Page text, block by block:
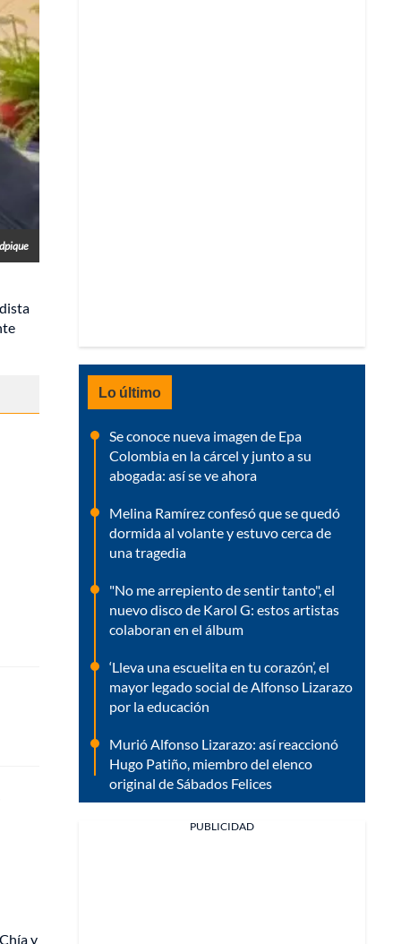
y
Lo último
Se conoce nueva imagen de Epa
Colombia en la cárcel y junto a su
abogada: así se ve ahora
Melina Ramírez confesó que se quedó
dormida al volante y estuvo cerca de
una tragedia
"No me arrepiento de sentir tanto", el
nuevo disco de Karol G: estos artistas
colaboran en el álbum
‘Lleva una escuelita en tu corazón’, el
mayor legado social de Alfonso Lizarazo
por la educación
Murió Alfonso Lizarazo: así reaccionó
Hugo Patiño, miembro del elenco
original de Sábados Felices
PUBLICIDAD